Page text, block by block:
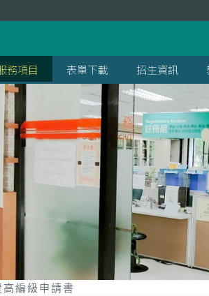
務項目 表單下載 招生資訊
編級申請書